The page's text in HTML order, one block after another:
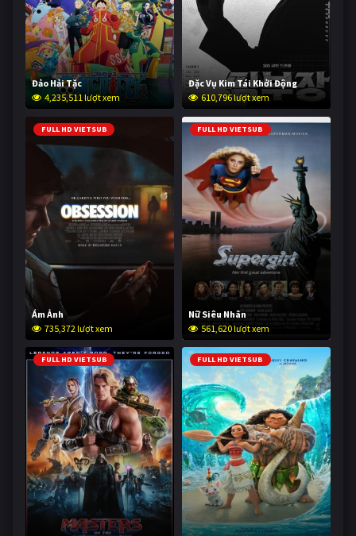
Đảo Hải Tặc
4,235,511 lượt xem
Đặc Vụ Kim Tái Khởi Động
610,796 lượt xem
FULL HD VIETSUB
Ám Ảnh
735,372 lượt xem
FULL HD VIETSUB
Nữ Siêu Nhân
561,620 lượt xem
FULL HD VIETSUB FULL HD VIETSUB